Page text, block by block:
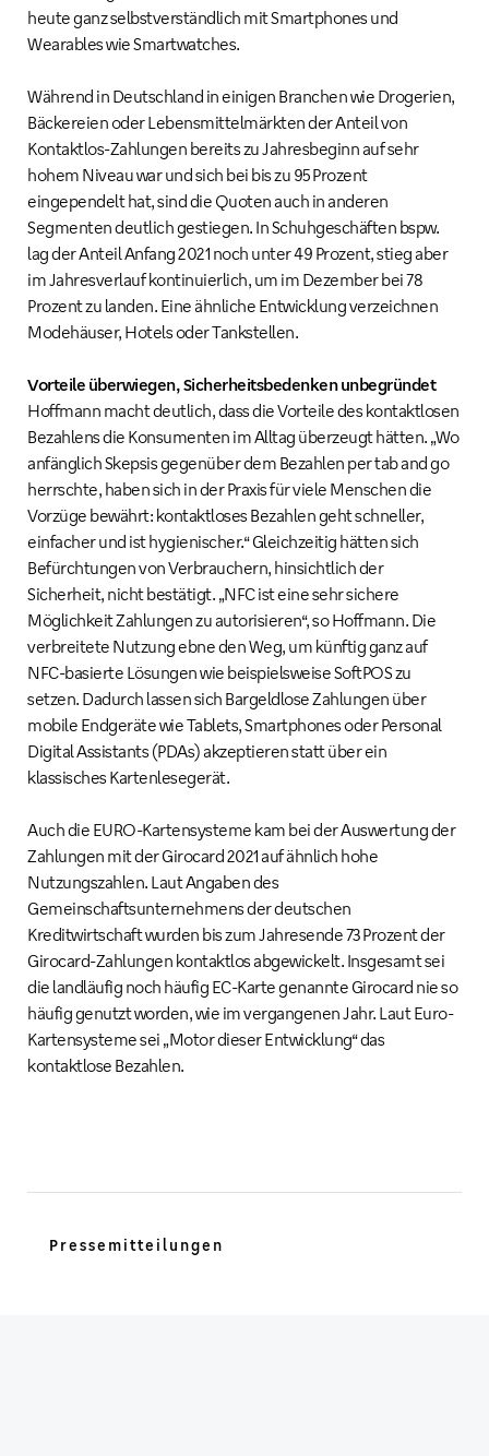
heute ganz selbstverständlich mit Smartphones und
Wearables wie Smartwatches.
Während in Deutschland in einigen Branchen wie Drogerien,
Bäckereien oder Lebensmittelmärkten der Anteil von
Kontaktlos-Zahlungen bereits zu Jahresbeginn auf sehr
hohem Niveau war und sich bei bis zu 95 Prozent
eingependelt hat, sind die Quoten auch in anderen
Segmenten deutlich gestiegen. In Schuhgeschäften bspw.
lag der Anteil Anfang 2021 noch unter 49 Prozent, stieg aber
im Jahresverlauf kontinuierlich, um im Dezember bei 78
Prozent zu landen. Eine ähnliche Entwicklung verzeichnen
Modehäuser, Hotels oder Tankstellen.
Vorteile überwiegen, Sicherheitsbedenken unbegründet
Hoffmann macht deutlich, dass die Vorteile des kontaktlosen
Bezahlens die Konsumenten im Alltag überzeugt hätten. „Wo
anfänglich Skepsis gegenüber dem Bezahlen per tab and go
herrschte, haben sich in der Praxis für viele Menschen die
Vorzüge bewährt: kontaktloses Bezahlen geht schneller,
einfacher und ist hygienischer.“ Gleichzeitig hätten sich
Befürchtungen von Verbrauchern, hinsichtlich der
Sicherheit, nicht bestätigt. „NFC ist eine sehr sichere
Möglichkeit Zahlungen zu autorisieren“, so Hoffmann. Die
verbreitete Nutzung ebne den Weg, um künftig ganz auf
NFC-basierte Lösungen wie beispielsweise SoftPOS zu
setzen. Dadurch lassen sich Bargeldlose Zahlungen über
mobile Endgeräte wie Tablets, Smartphones oder Personal
Digital Assistants (PDAs) akzeptieren statt über ein
klassisches Kartenlesegerät.
Auch die EURO-Kartensysteme kam bei der Auswertung der
Zahlungen mit der Girocard 2021 auf ähnlich hohe
Nutzungszahlen. Laut Angaben des
Gemeinschaftsunternehmens der deutschen
Kreditwirtschaft wurden bis zum Jahresende 73 Prozent der
Girocard-Zahlungen kontaktlos abgewickelt. Insgesamt sei
die landläufig noch häufig EC-Karte genannte Girocard nie so
häufig genutzt worden, wie im vergangenen Jahr. Laut Euro-
Kartensysteme sei „Motor dieser Entwicklung“ das
kontaktlose Bezahlen.
Pressemitteilungen